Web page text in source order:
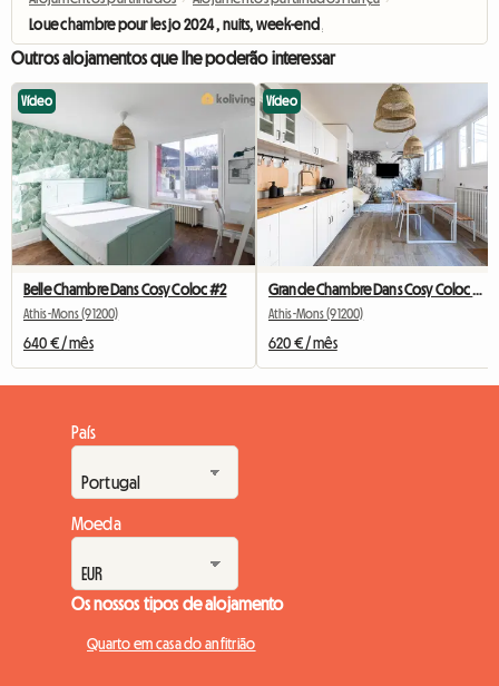
Loue chambre pour les jo 2024 , nuits, week-end , semaine
Outros alojamentos que lhe poderão interessar
Vídeo
Belle Chambre Dans Cosy Coloc #2
Athis-Mons (91200)
640 € / mês
Vídeo
Athis-Mons (91200)
620 € / mês
País
Moeda
Os nossos tipos de alojamento
Quarto em casa do anfitrião